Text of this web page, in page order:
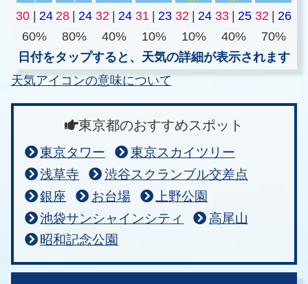
30 | 24 28 | 24 32 | 24 31 | 23 32 | 24 33 | 25 32 | 26
60%
80% 40% 10% 10% 40%
70%
日付をタップすると、天気の詳細が表示されます
天気アイコンの意味について
東京都のおすすめスポット
東京タワー
東京スカイツリー
浅草寺
渋谷スクランブル交差点
銀座
お台場
上野公園
池袋サンシャインシティ
高尾山
昭和記念公園